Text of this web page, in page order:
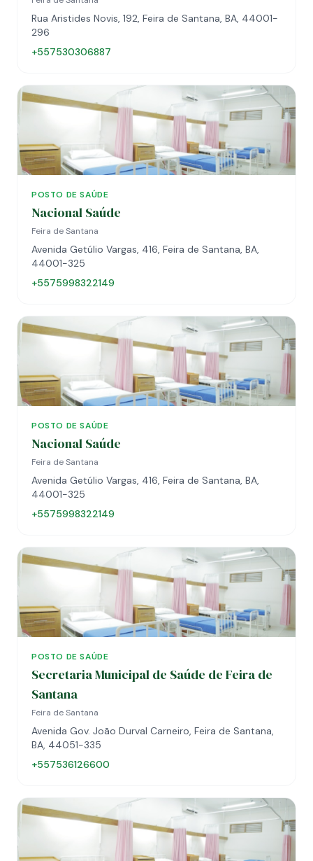
Rua Aristides Novis, 192, Feira de Santana, BA, 44001-
296
+557530306887
POSTO DE SAÚDE
Nacional Saúde
Feira de Santana
Avenida Getúlio Vargas, 416, Feira de Santana, BA,
44001-325
+5575998322149
POSTO DE SAÚDE
Nacional Saúde
Feira de Santana
Avenida Getúlio Vargas, 416, Feira de Santana, BA,
44001-325
+5575998322149
POSTO DE SAÚDE
Secretaria Municipal de Saúde de Feira de
Santana
Feira de Santana
Avenida Gov. João Durval Carneiro, Feira de Santana,
BA, 44051-335
+557536126600